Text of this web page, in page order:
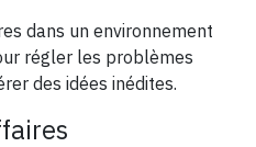
dans un environnement
régler les problèmes
des idées inédites.